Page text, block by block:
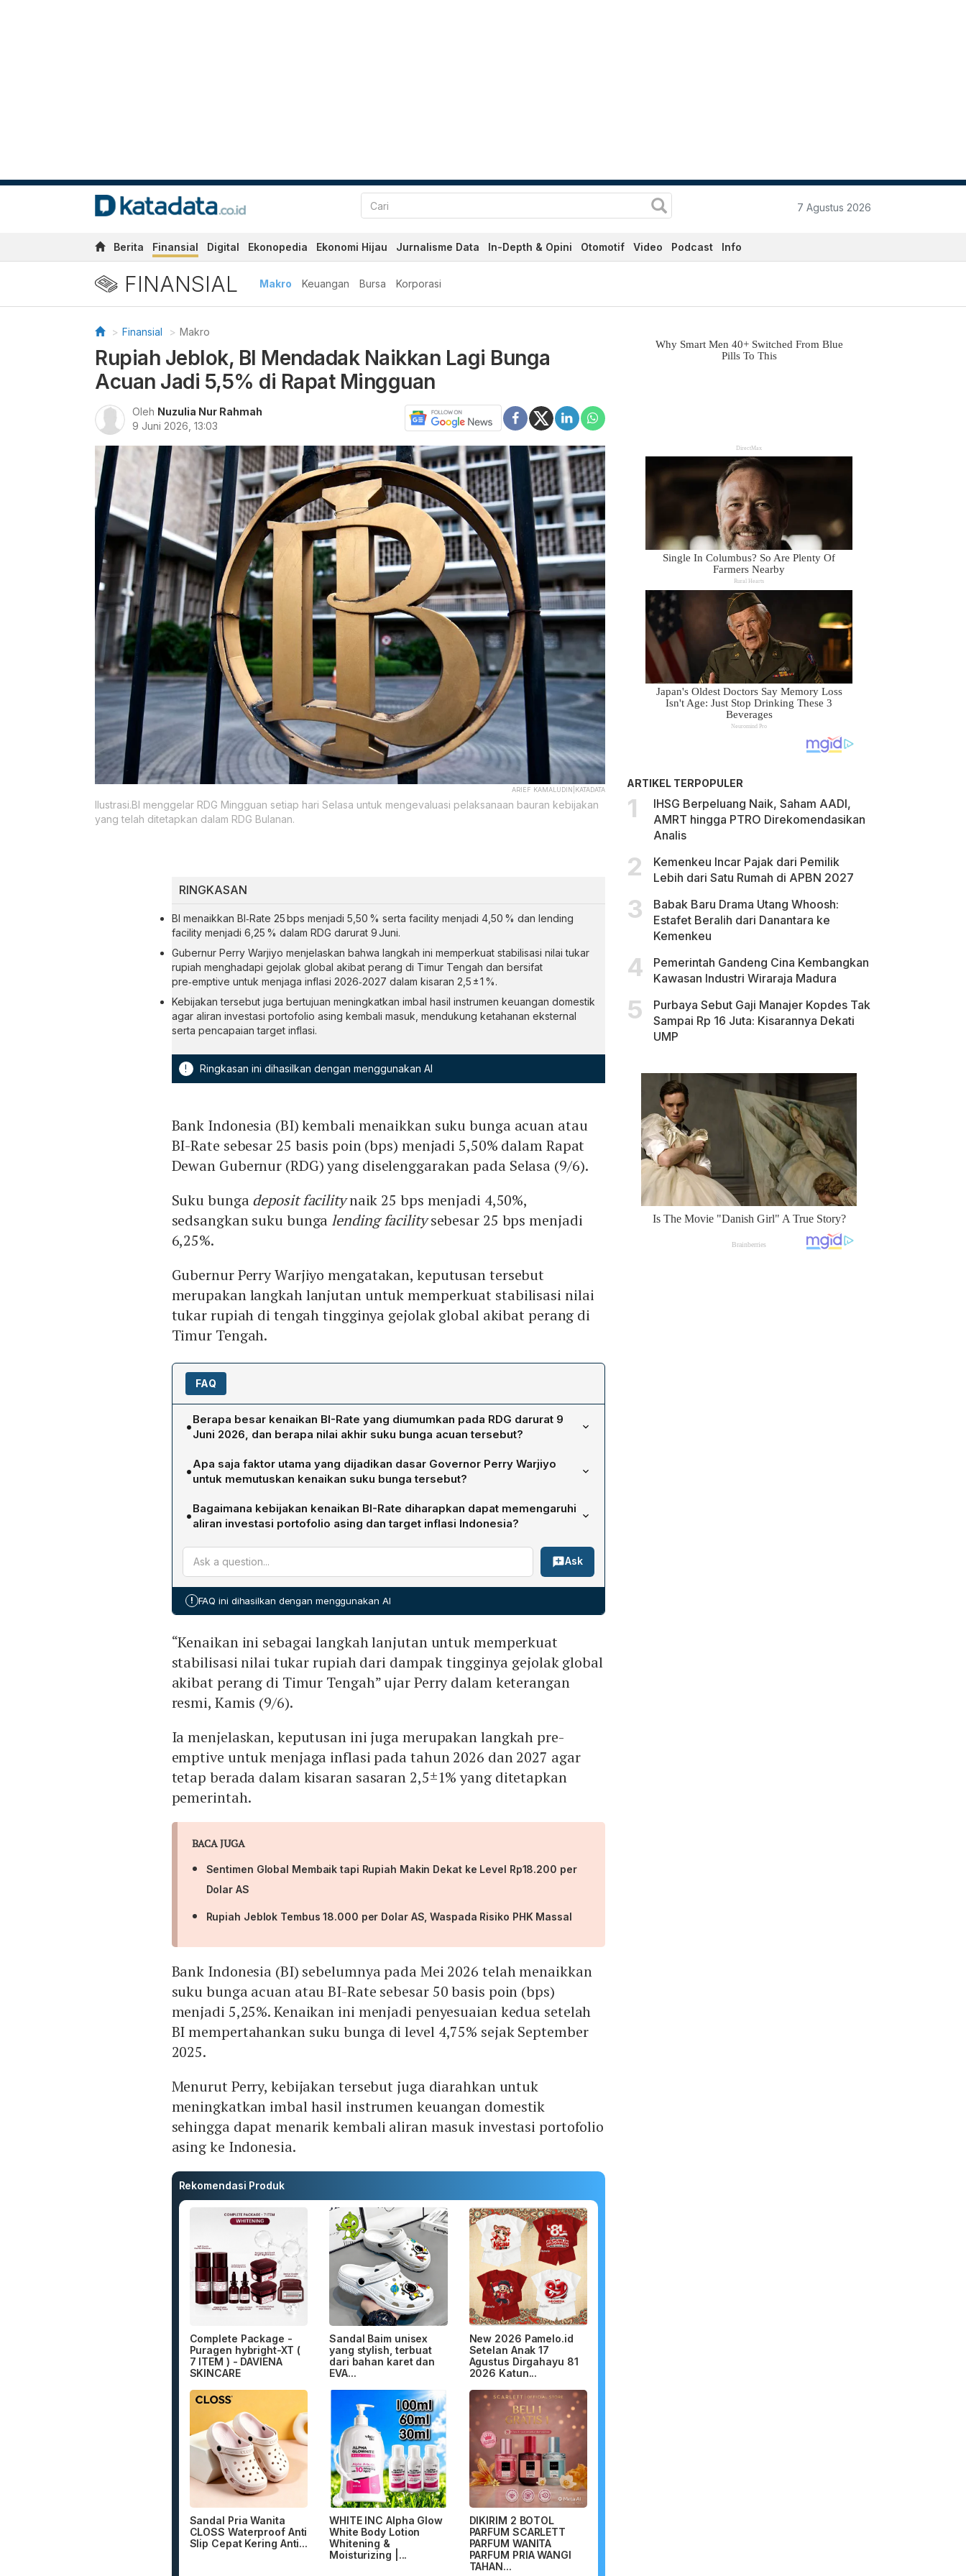
7 Agustus 2026
Berita Finansial Digital Ekonopedia Ekonomi Hijau Jurnalisme Data In-Depth & Opini Otomotif Video Podcast Info
FINANSIAL Makro Keuangan Bursa Korporasi
Finansial Makro
Rupiah Jeblok, BI Mendadak Naikkan Lagi Bunga
Acuan Jadi 5,5% di Rapat Mingguan
Oleh Nuzulia Nur Rahmah
9 Juni 2026, 13:03
ARIEF KAMALUDIN|KATADATA
Ilustrasi.BI menggelar RDG Mingguan setiap hari Selasa untuk mengevaluasi pelaksanaan bauran kebijakan
yang telah ditetapkan dalam RDG Bulanan.
RINGKASAN
BI menaikkan BI‑Rate 25 bps menjadi 5,50 % serta facility menjadi 4,50 % dan lending
facility menjadi 6,25 % dalam RDG darurat 9 Juni.
Gubernur Perry Warjiyo menjelaskan bahwa langkah ini memperkuat stabilisasi nilai tukar
rupiah menghadapi gejolak global akibat perang di Timur Tengah dan bersifat
pre‑emptive untuk menjaga inflasi 2026‑2027 dalam kisaran 2,5 ± 1 %.
Kebijakan tersebut juga bertujuan meningkatkan imbal hasil instrumen keuangan domestik
agar aliran investasi portofolio asing kembali masuk, mendukung ketahanan eksternal
serta pencapaian target inflasi.
! Ringkasan ini dihasilkan dengan menggunakan AI
Bank Indonesia (BI) kembali menaikkan suku bunga acuan atau
BI-Rate sebesar 25 basis poin (bps) menjadi 5,50% dalam Rapat
Dewan Gubernur (RDG) yang diselenggarakan pada Selasa (9/6).
Suku bungadeposit facilitynaik 25 bps menjadi 4,50%,
sedsangkan suku bunga lending facilitysebesar 25 bps menjadi
6,25%.
Gubernur Perry Warjiyo mengatakan, keputusan tersebut
merupakan langkah lanjutan untuk memperkuat stabilisasi nilai
tukar rupiah di tengah tingginya gejolak global akibat perang di
Timur Tengah.
FAQ
•Berapa besar kenaikan BI-Rate yang diumumkan pada RDG darurat 9
Juni 2026, dan berapa nilai akhir suku bunga acuan tersebut?
Bank Indonesia menaikkan BI-Rate sebesar 25 basis poin (bps), menjadikannya
5,50% pada rapat Dewan Gubernur (RDG) darurat yang diadakan Selasa, 9 Juni
•Apa saja faktor utama yang dijadikan dasar Governor Perry Warjiyo
untuk memutuskan kenaikan suku bunga tersebut?
Perry Warjiyo menyebutkan tiga faktor utama: (1) gejolak global yang dipicu perang
di Timur Tengah, (2) kebutuhan memperkuat stabilisasi nilai tukar rupiah, dan (3
upaya pre‑emptive menjaga inflasi 2026‑2027 dalam kisaran target 2,5 ± 1%
pemerintah.
•Bagaimana kebijakan kenaikan BI-Rate diharapkan dapat memengaruhi
aliran investasi portofolio asing dan target inflasi Indonesia?
Kenaikan BI-Rate diharapkan meningkatkan imbal hasil instrumen keuangan
domestik, sehingga menarik kembali aliran investasi portofolio asing ke pasar
Indonesia. Pada saat bersamaan, kebijakan ini berfungsi sebagai penyangga untuk
dan memastikan inflasi tetap dalam rentang target yang telah ditetapkan untuk tahun
Ask
! FAQ ini dihasilkan dengan menggunakan AI
“Kenaikan ini sebagai langkah lanjutan untuk memperkuat
stabilisasi nilai tukar rupiah dari dampak tingginya gejolak global
akibat perang di Timur Tengah” ujar Perry dalam keterangan
resmi, Kamis (9/6).
Ia menjelaskan, keputusan ini juga merupakan langkah pre-
emptive untuk menjaga inflasi pada tahun 2026 dan 2027 agar
tetap berada dalam kisaran sasaran 2,5±1% yang ditetapkan
pemerintah.
BACA JUGA
Sentimen Global Membaik tapi Rupiah Makin Dekat ke Level Rp18.200 per
Dolar AS
Rupiah Jeblok Tembus 18.000 per Dolar AS, Waspada Risiko PHK Massal
Bank Indonesia (BI) sebelumnya pada Mei 2026 telah menaikkan
suku bunga acuan atau BI-Rate sebesar 50 basis poin (bps)
menjadi 5,25%. Kenaikan ini menjadi penyesuaian kedua setelah
BI mempertahankan suku bunga di level 4,75% sejak September
2025.
Menurut Perry, kebijakan tersebut juga diarahkan untuk
meningkatkan imbal hasil instrumen keuangan domestik
sehingga dapat menarik kembali aliran masuk investasi portofolio
asing ke Indonesia.
Rekomendasi Produk
Complete Package -
Puragen hybright-XT (
7 ITEM ) - DAVIENA
SKINCARE
Sandal Baim unisex
yang stylish, terbuat
dari bahan karet dan
EVA...
New 2026 Pamelo.id
Setelan Anak 17
Agustus Dirgahayu 81
2026 Katun...
Sandal Pria Wanita
CLOSS Waterproof Anti
Slip Cepat Kering Anti...
WHITE INC Alpha Glow
White Body Lotion
Whitening &
Moisturizing |...
DIKIRIM 2 BOTOL
PARFUM SCARLETT
PARFUM WANITA
PARFUM PRIA WANGI
TAHAN...
ARTIKEL TERPOPULER
IHSG Berpeluang Naik, Saham AADI,
AMRT hingga PTRO Direkomendasikan
Analis
Kemenkeu Incar Pajak dari Pemilik
Lebih dari Satu Rumah di APBN 2027
Babak Baru Drama Utang Whoosh:
Estafet Beralih dari Danantara ke
Kemenkeu
Pemerintah Gandeng Cina Kembangkan
Kawasan Industri Wiraraja Madura
Purbaya Sebut Gaji Manajer Kopdes Tak
Sampai Rp 16 Juta: Kisarannya Dekati
UMP